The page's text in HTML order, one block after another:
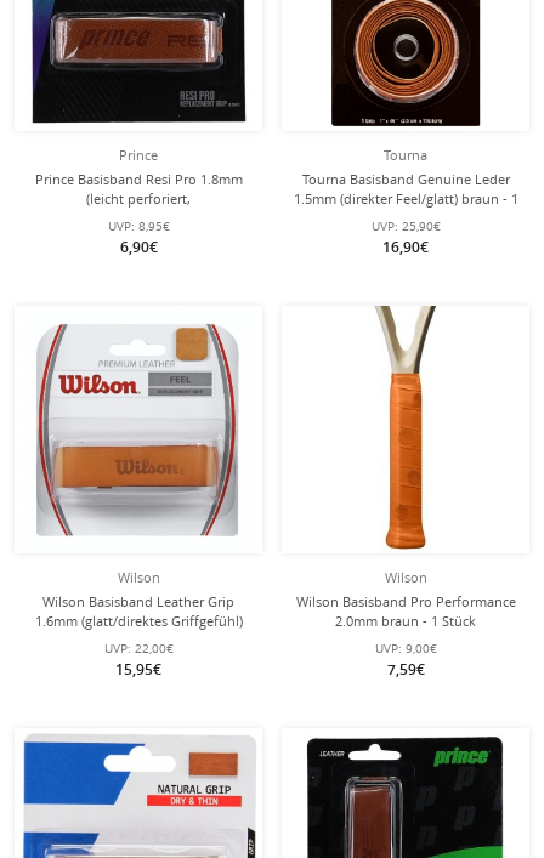
Prince
Prince Basisband Resi Pro 1.8mm
(leicht perforiert,
Schweissabsorbtion) braun - 1 Stück
UVP: 8,95€
6,90€
Tourna
Tourna Basisband Genuine Leder
1.5mm (direkter Feel/glatt) braun - 1
Stück
UVP: 25,90€
16,90€
Wilson
Wilson Basisband Leather Grip
1.6mm (glatt/direktes Griffgefühl)
braun - 1 Stück
UVP: 22,00€
15,95€
Wilson
Wilson Basisband Pro Performance
2.0mm braun - 1 Stück
UVP: 9,00€
7,59€